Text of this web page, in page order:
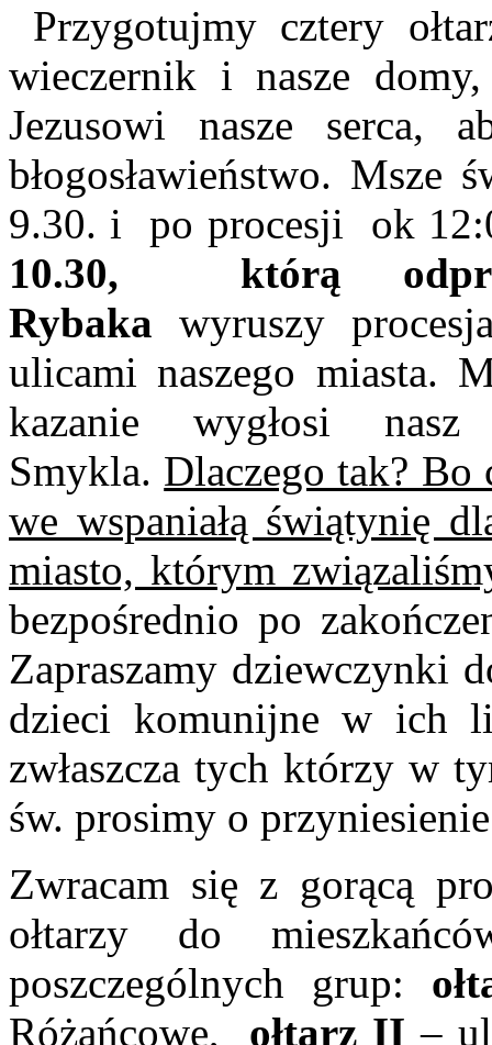
Przygotujmy cztery
wieczernik i nasze
Jezusowi nasze serca,
błogosławieństwo.
9.30. i po procesji ok
10.30, którą
Rybaka wyruszy
ulicami naszego miasta.
kazanie wygłosi
Smykla. Dlaczego tak?
we wspaniałą świątynię
miasto, którym
bezpośrednio po
Zapraszamy dziewczynki
dzieci komunijne w ich
zwłaszcza tych którzy w
św. prosimy o
Zwracam się z gorącą
ołtarzy do
poszczególnych grup:
Różańcowe, ołtarz II –